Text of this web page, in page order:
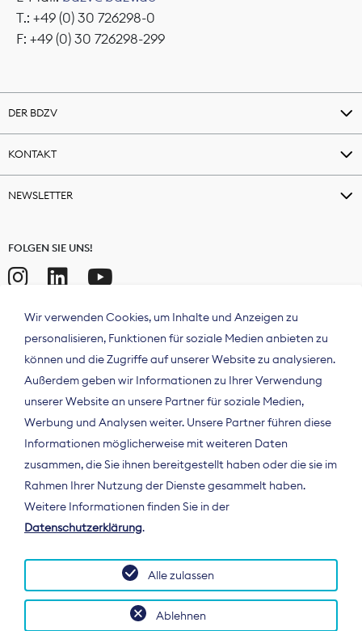
T.: +49 (0) 30 726298-0
F: +49 (0) 30 726298-299
DER BDZV
KONTAKT
NEWSLETTER
FOLGEN SIE UNS!
Der Bundesverband Digitalpublisher und
Zeitungsverleger (BDZV) vertritt als
Spitzenorganisation die Interessen der
Deutschland und auf EU-Ebene.
Wir verwenden Cookies, um Inhalte und Anzeigen zu
personalisieren, Funktionen für soziale Medien anbieten zu
können und die Zugriffe auf unserer Website zu analysieren.
Außerdem geben wir Informationen zu Ihrer Verwendung
unserer Website an unsere Partner für soziale Medien,
Werbung und Analysen weiter. Unsere Partner führen diese
Informationen möglicherweise mit weiteren Daten
zusammen, die Sie ihnen bereitgestellt haben oder die sie im
Rahmen Ihrer Nutzung der Dienste gesammelt haben.
Weitere Informationen finden Sie in der
Datenschutzerklärung.
Ablehnen
Alle zulassen